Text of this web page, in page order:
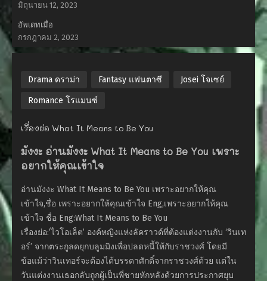
มิถุนายน 12, 2023
อัพเดทเมื่อ
กรกฎาคม 2, 2023
Drama ดราม่า Fantasy แฟนตาซี Josei โจเซย์
Romance โรแมนซ์
เรื่องย่อ What It Means to Be You
มังงะ อ่านมังงะ What It Means to Be You เพราะ
อยากให้คุณเข้าใจ
อ่านมังงะ What It Means to Be You เพราะอยากให้คุณ
เข้าใจ,ชื่อ เพราะอยากให้คุณเข้าใจ Eng,เพราะอยากให้คุณ
เข้าใจ ชื่อ Eng:What It Means to Be You
เรื่องย่อ:’ไวโอเล็ต’ องค์หญิงแห่งลัคราวด์ที่ต้องแต่งงานกับ ‘วินเท
อร์’ จากตระกูลดยุกบลูมมิงเพื่อปลดหนี้ให้กับราชวงศ์ โดยมี
ข้อแม้ว่าวินเทอร์จะต้องได้บรรดาศักดิ์จากราชวงศ์ด้วย แต่ใน
วันแต่งงานเธอกลับถูกผู้เป็นพี่ชายหักหลังด้วยการประกาศยุบ